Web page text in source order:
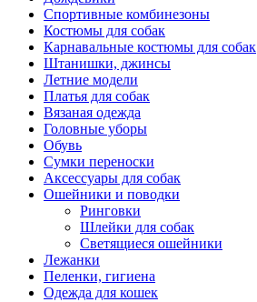
Спортивные комбинезоны
Костюмы для собак
Карнавальные костюмы для собак
Штанишки, джинсы
Летние модели
Платья для собак
Вязаная одежда
Головные уборы
Обувь
Сумки переноски
Аксессуары для собак
Ошейники и поводки
Ринговки
Шлейки для собак
Светящиеся ошейники
Лежанки
Пеленки, гигиена
Одежда для кошек